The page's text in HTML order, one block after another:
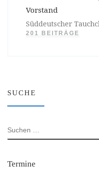
Vorstand
Süddeutscher
201 BEITRÄGE
SUCHE
SUCHE
Termine